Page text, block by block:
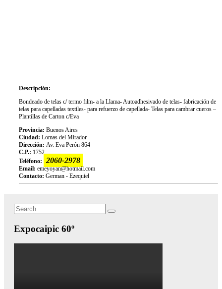
Descripción:
Bondeado de telas c/ termo film- a la Llama- Autoadhesivado de telas- fabricación de
telas para capelladas textiles- para refuerzo de capellada- Telas para cambrar cueros –
Plantillas de Carton c/Eva
Provincia: Buenos Aires
Ciudad: Lomas del Mirador
Dirección: Av. Eva Perón 864
C.P.: 1752
Teléfono:
2060-2978
Email: emeyoyan@hotmail.com
Contacto: German - Ezequiel
Search
for:
Search
Expocaipic 60º